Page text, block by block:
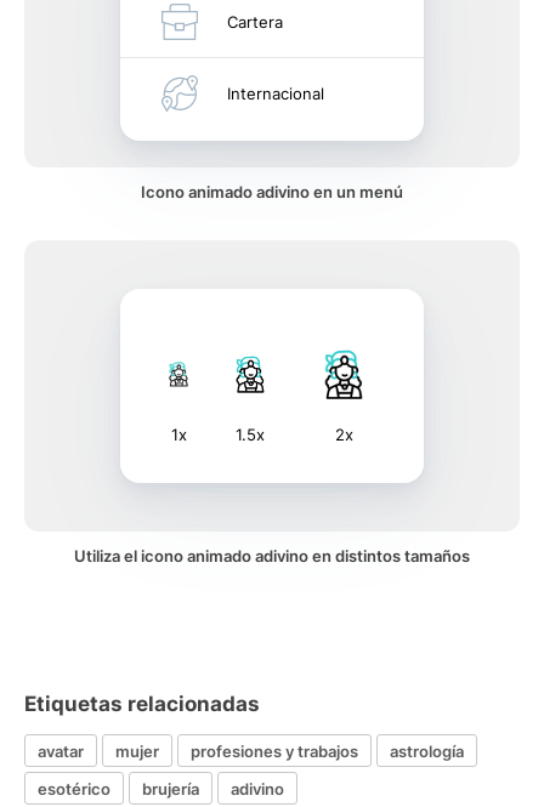
Cartera
Internacional
Icono animado adivino en un menú
1x 1.5x 2x
Utiliza el icono animado adivino en distintos tamaños
Etiquetas relacionadas
avatar mujer profesiones y trabajos
astrología
esotérico
brujería adivino